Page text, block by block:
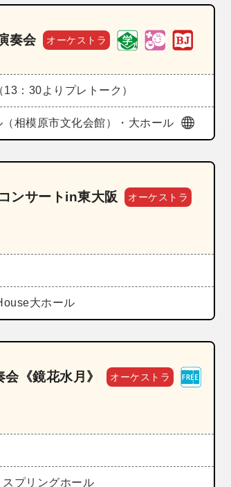
奏会 オーケストラ
13：30よりプレトーク）
相模原市文化会館）・大ホール
ンサートin東大阪 オーケストラ
大ホール
《鏡花水月》 オーケストラ
プリングホール